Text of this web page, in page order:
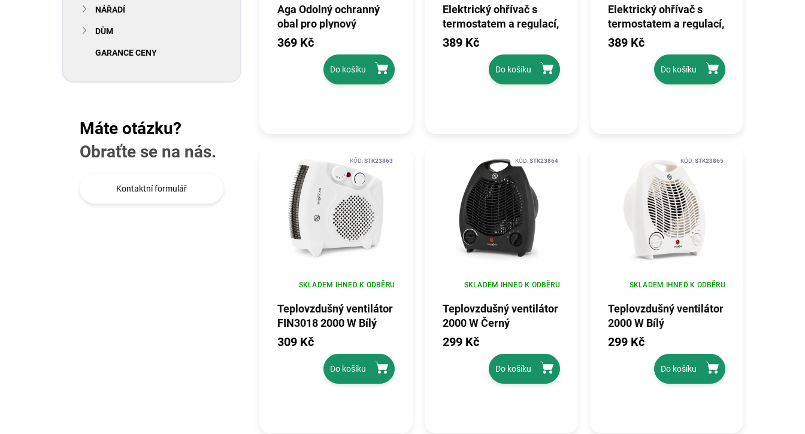
NÁŘADÍ
DŮM
GARANCE CENY
Máte otázku?
Obraťte se na nás.
Kontaktní formulář
Aga Odolný ochranný
obal pro plynový
ohřívač, MR8150
369 Kč
Do košíku
Elektrický ohřívač s
termostatem a regulací,
2kW 230V TA990X
389 Kč
Do košíku
Elektrický ohřívač s
termostatem a regulací,
2kW 230V TA990Z
389 Kč
Do košíku
Teplovzdušný ventilátor
FIN3018 2000 W Bílý
SKLADEM IHNED K ODBĚRU
309 Kč
Do košíku
KÓD:STK23863
Teplovzdušný ventilátor
2000 W Černý
SKLADEM IHNED K ODBĚRU
299 Kč
Do košíku
KÓD:STK23864
Teplovzdušný ventilátor
2000 W Bílý
SKLADEM IHNED K ODBĚRU
299 Kč
Do košíku
KÓD:STK23865